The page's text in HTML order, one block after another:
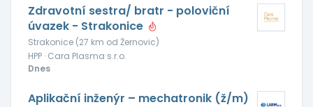
Zdravotní sestra/ bratr - poloviční
úvazek - Strakonice
Strakonice (27 km od Žernovic)
HPP · Cara Plasma s.r.o.
Dnes
Aplikační inženýr – mechatronik (ž/m)